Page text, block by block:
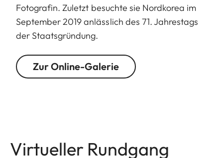
Fotografin. Zuletzt besuchte sie Nordkorea im
September 2019 anlässlich des 71. Jahrestags
der Staatsgründung.
Zur Online-Galerie
Virtueller Rundgang